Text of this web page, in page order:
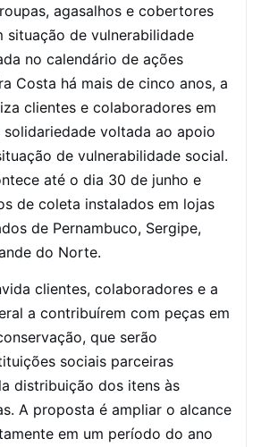
agasalhos e cobertores
situação de vulnerabilidade
no calendário de ações
Costa há mais de cinco anos, a
clientes e colaboradores em
solidariedade voltada ao apoio
de vulnerabilidade social.
até o dia 30 de junho e
de coleta instalados em lojas
de Pernambuco, Sergipe,
do Norte.
clientes, colaboradores e a
a contribuírem com peças em
que serão
sociais parceiras
distribuição dos itens às
A proposta é ampliar o alcance
em um período do ano